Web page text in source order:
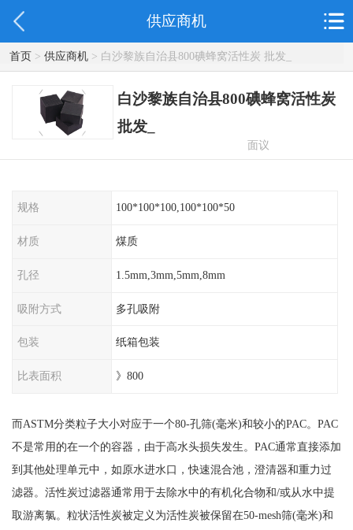
供应商机
首页> 供应商机> 白沙黎族自治县800碘蜂窝活性炭 批发_
白沙黎族自治县800碘蜂窝活性炭
批发_
面议
规格 100*100*100,100*100*50
材质 煤质
孔径 1.5mm,3mm,5mm,8mm
吸附方式 多孔吸附
包装 纸箱包装
比表面积 》800
而ASTM分类粒子大小对应于一个80-孔筛(毫米)和较小的PAC。PAC
不是常用的在一个的容器，由于高水头损失发生。PAC通常直接添加
到其他处理单元中，如原水进水口，快速混合池，澄清器和重力过
滤器。活性炭过滤器通常用于去除水中的有机化合物和/或从水中提
取游离氯。粒状活性炭被定义为活性炭被保留在50-mesh筛(毫米)和